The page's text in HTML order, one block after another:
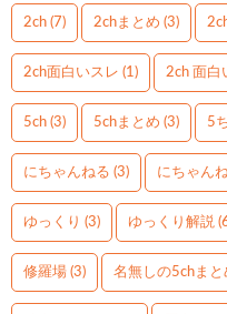
2ch (7) 2chまとめ (3)
2ch面白いスレ (1) 2ch 面白
5ch (3) 5chまとめ (3) 5
にちゃんねる (3) にちゃん
ゆっくり (3) ゆっくり解説
修羅場 (3) 名無しの5chまと